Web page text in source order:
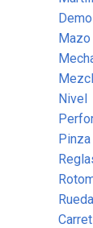
Mazo
Nivel
Pinza